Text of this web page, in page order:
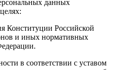
данных
Конституции Российской
и иных нормативных
в соответствии с уставом